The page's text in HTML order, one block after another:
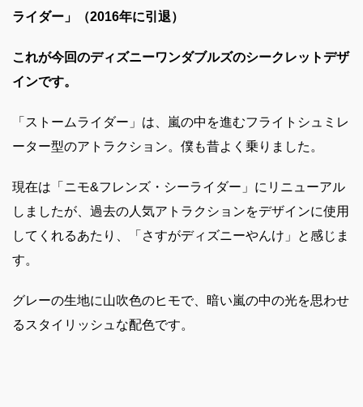
ライダー」（2016年に引退）
これが今回のディズニーワンダブルズのシークレットデザ
インです。
「ストームライダー」は、嵐の中を進むフライトシュミレ
ーター型のアトラクション。僕も昔よく乗りました。
現在は「ニモ&フレンズ・シーライダー」にリニューアル
しましたが、過去の人気アトラクションをデザインに使用
してくれるあたり、「さすがディズニーやんけ」と感じま
す。
グレーの生地に山吹色のヒモで、暗い嵐の中の光を思わせ
るスタイリッシュな配色です。